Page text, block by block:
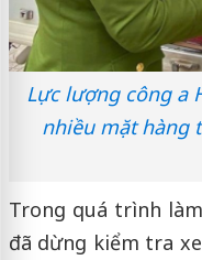
Lực lượng công a
nhiều mặt hàng
Trong quá trình
đã dừng kiểm tra